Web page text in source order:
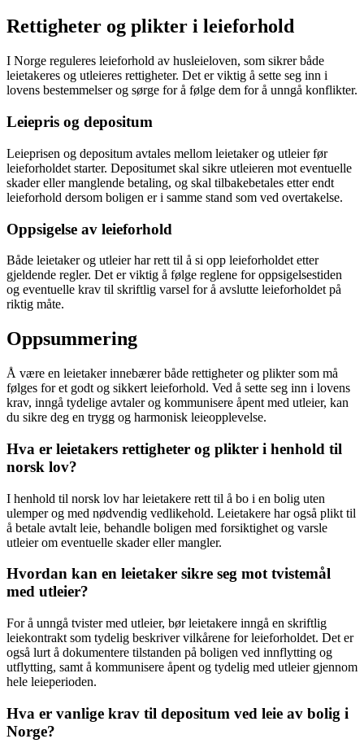
Rettigheter og plikter i leieforhold
I Norge reguleres leieforhold av husleieloven, som sikrer både
leietakeres og utleieres rettigheter. Det er viktig å sette seg inn i
lovens bestemmelser og sørge for å følge dem for å unngå konflikter.
Leiepris og depositum
Leieprisen og depositum avtales mellom leietaker og utleier før
leieforholdet starter. Depositumet skal sikre utleieren mot eventuelle
skader eller manglende betaling, og skal tilbakebetales etter endt
leieforhold dersom boligen er i samme stand som ved overtakelse.
Oppsigelse av leieforhold
Både leietaker og utleier har rett til å si opp leieforholdet etter
gjeldende regler. Det er viktig å følge reglene for oppsigelsestiden
og eventuelle krav til skriftlig varsel for å avslutte leieforholdet på
riktig måte.
Oppsummering
Å være en leietaker innebærer både rettigheter og plikter som må
følges for et godt og sikkert leieforhold. Ved å sette seg inn i lovens
krav, inngå tydelige avtaler og kommunisere åpent med utleier, kan
du sikre deg en trygg og harmonisk leieopplevelse.
Hva er leietakers rettigheter og plikter i henhold til
norsk lov?
I henhold til norsk lov har leietakere rett til å bo i en bolig uten
ulemper og med nødvendig vedlikehold. Leietakere har også plikt til
å betale avtalt leie, behandle boligen med forsiktighet og varsle
utleier om eventuelle skader eller mangler.
Hvordan kan en leietaker sikre seg mot tvistemål
med utleier?
For å unngå tvister med utleier, bør leietakere inngå en skriftlig
leiekontrakt som tydelig beskriver vilkårene for leieforholdet. Det er
også lurt å dokumentere tilstanden på boligen ved innflytting og
utflytting, samt å kommunisere åpent og tydelig med utleier gjennom
hele leieperioden.
Hva er vanlige krav til depositum ved leie av bolig i
Norge?